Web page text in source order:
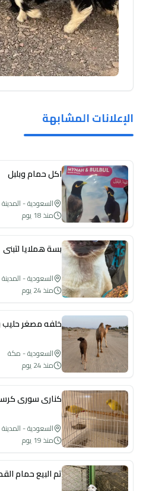
الإعلانات المشابهة
اكل حمام وبلبل
السعودية - المدينة
منذ 18 يوم
بسة هملايا لتبني
السعودية - المدينة
منذ 24 يوم
خلفه مصغر
السعودية - مكة
منذ 24 يوم
كناري سوري
السعودية - المدينة
منذ 19 يوم
تم البيع حمام